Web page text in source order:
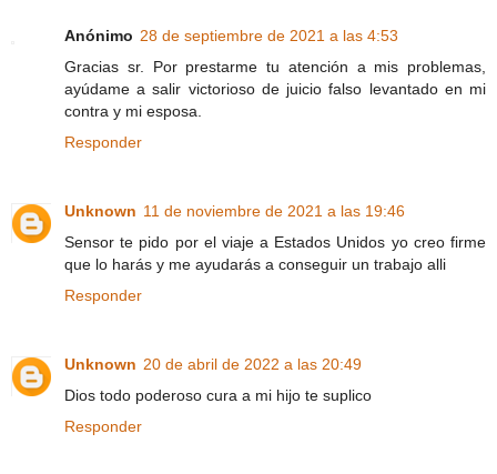
Anónimo 28 de septiembre de 2021 a las 4:53
Gracias sr. Por prestarme tu atención a mis problemas,
ayúdame a salir victorioso de juicio falso levantado en mi
contra y mi esposa.
Responder
Unknown 11 de noviembre de 2021 a las 19:46
Sensor te pido por el viaje a Estados Unidos yo creo firme
que lo harás y me ayudarás a conseguir un trabajo alli
Responder
Unknown 20 de abril de 2022 a las 20:49
Dios todo poderoso cura a mi hijo te suplico
Responder